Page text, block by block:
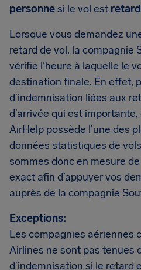
personnesi le vol est
Lorsque vous demandez
retard de vol, la compagnie
vérifie l’heure à laquelle le
destination finale. En effet,
d’indemnisation liées aux
d’arrivée qui est
AirHelp possède l’une des
données statistiques de
sommes donc en mesure
exact afin d’appuyer vos
auprès de la compagnie
Exceptions:
Les compagnies aériennes
Airlines ne sont pas tenues
d’indemnisation si le retard